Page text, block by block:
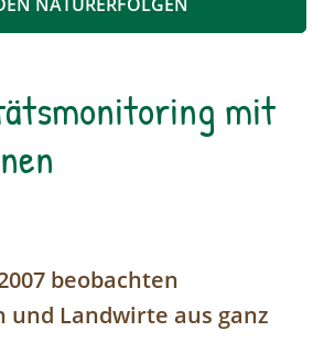
mit
beobachten
Landwirte aus ganz